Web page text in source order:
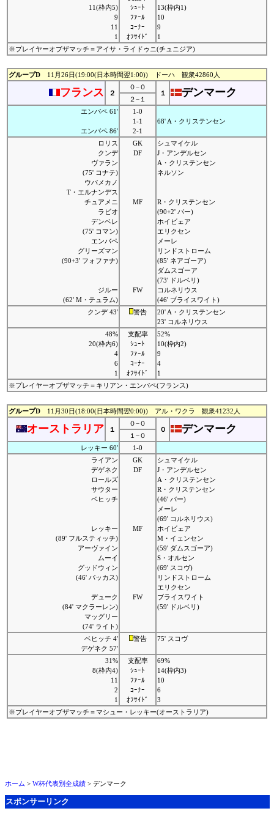
11(枠内5)
9
11
1
ｼｭｰﾄ
ﾌｧｰﾙ
ｺｰﾅｰ
ｵﾌｻｲﾄﾞ
13(枠内1)
10
9
1
※プレイヤーオブザマッチ＝アイサ・ライドゥニ(チュニジア)
グループD 11月26日(19:00(日本時間翌1:00)) ドーハ 観衆42860人
フランス ２
０−０
１
デンマーク
２−１
エンバペ 61'
エンバペ 86'
1-0
1-1
2-1
68' A・クリステンセン
ロリス
クンデ
ヴァラン
(75' コナテ)
ウパメカノ
T・エルナンデス
チュアメニ
ラビオ
デンベレ
(75' コマン)
エンバペ
グリーズマン
(90+3' フォファナ)
ジルー
(62' M・テュラム)
GK
DF
MF
FW
シュマイケル
J・アンデルセン
A・クリステンセン
ネルソン
R・クリステンセン
(90+2' バー)
ホイビェア
エリクセン
メーレ
リンドストローム
(85' ネアゴーア)
ダムスゴーア
(73' ドルベリ)
コルネリウス
(46' ブライスワイト)
クンデ 43'
警告
20' A・クリステンセン
23' コルネリウス
48%
20(枠内6)
4
6
1
支配率
ｼｭｰﾄ
ﾌｧｰﾙ
ｺｰﾅｰ
ｵﾌｻｲﾄﾞ
52%
10(枠内2)
9
4
1
※プレイヤーオブザマッチ＝キリアン・エンバペ(フランス)
グループD 11月30日(18:00(日本時間翌0:00)) アル・ワクラ 観衆41232人
オーストラリア １
０−０
０
デンマーク
１−０
レッキー 60'
1-0
ライアン
デゲネク
ロールズ
サウター
ベヒッチ
レッキー
(89' フルスティッチ)
アーヴァイン
ムーイ
グッドウィン
(46' バッカス)
デューク
(84' マクラーレン)
マッグリー
(74' ライト)
GK
DF
MF
FW
シュマイケル
J・アンデルセン
A・クリステンセン
R・クリステンセン
(46' バー)
メーレ
(69' コルネリウス)
ホイビェア
M・イェンセン
(59' ダムスゴーア)
S・オルセン
(69' スコヴ)
リンドストローム
エリクセン
ブライスワイト
(59' ドルベリ)
ベヒッチ 4'
デゲネク 57'
警告 75' スコヴ
31%
8(枠内4)
11
2
1
支配率
ｼｭｰﾄ
ﾌｧｰﾙ
ｺｰﾅｰ
ｵﾌｻｲﾄﾞ
69%
14(枠内3)
10
6
3
※プレイヤーオブザマッチ＝マシュー・レッキー(オーストラリア)
ホーム > W杯代表別全成績 > デンマーク
スポンサーリンク